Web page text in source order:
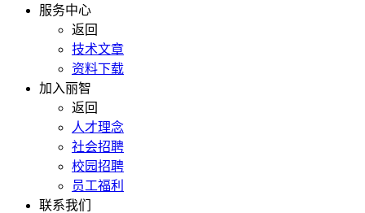
服务中心
返回
技术文章
资料下载
加入丽智
返回
人才理念
社会招聘
校园招聘
员工福利
联系我们